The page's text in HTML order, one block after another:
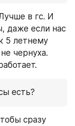
в гс. И
даже если нас
5 летнему
чернуха.
есть?
сразу